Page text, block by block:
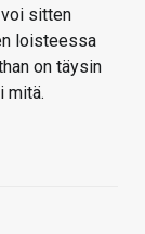
sitten
loisteessa
on täysin
mitä.